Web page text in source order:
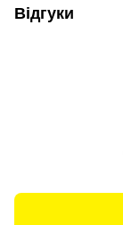
Відгуки